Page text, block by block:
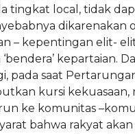
tingkat local, tidak
dikarenakan
– kepentingan elit-
kepartaian.
pada saat
kursi kekuasaan,
ke komunitas
bahwa rakyat